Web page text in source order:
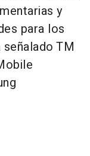
y
para los
TM